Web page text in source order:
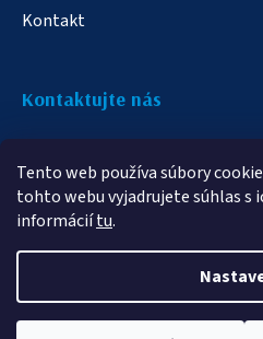
Tento web používa súbory
tohto webu vyjadrujete súhlas s
informáciítu.
Kontakt
Kontaktujte nás
info@elampa.sk
elampy.sk.